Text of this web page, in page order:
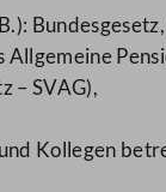
– SVAG),
Kollegen